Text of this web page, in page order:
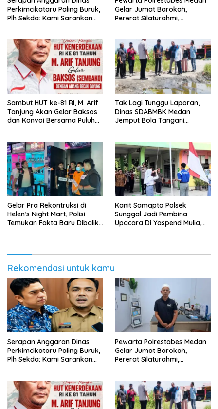
Perkimcikataru Paling Buruk,
Plh Sekda: Kami Sarankan
Gelar Jumat Barokah,
Pererat Silaturahmi,
‎Sambut HUT ke-81 RI, M. Arif
Tanjung Akan Gelar Baksos
dan Konvoi Bersama Puluhan
Tak Lagi Tunggu Laporan,
Dinas SDABMBK Medan
Jemput Bola Tangani
Gelar Pra Rekontruksi di
Helen’s Night Mart, Polisi
Temukan Fakta Baru Dibalik
Kanit Samapta Polsek
Sunggal Jadi Pembina
Upacara Di Yaspend Mulia,
Rekomendasi untuk kamu
Serapan Anggaran Dinas
Perkimcikataru Paling Buruk,
Plh Sekda: Kami Sarankan
Pewarta Polrestabes Medan
Gelar Jumat Barokah,
Pererat Silaturahmi,